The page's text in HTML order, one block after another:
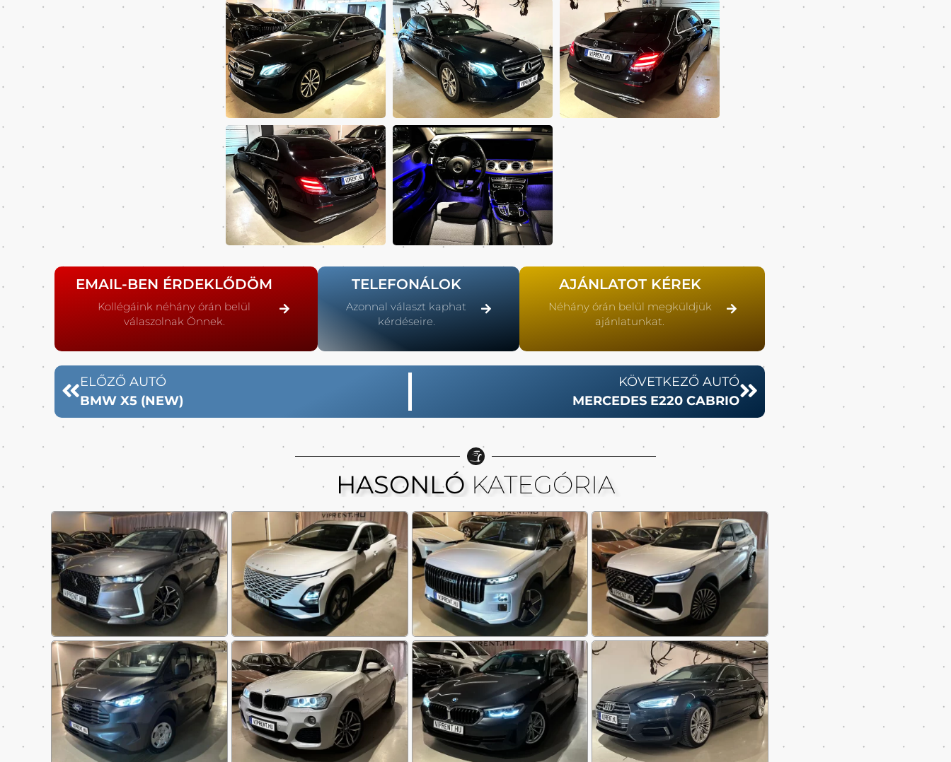
EMAIL-BEN ÉRDEKLŐDÖM
Kollégáink néhány órán belül
válaszolnak Önnek.
TELEFONÁLOK
Azonnal választ kaphat
kérdéseire.
AJÁNLATOT KÉREK
Néhány órán belül megküldjük
ajánlatunkat.
ELŐZŐ AUTÓ
BMW X5 (NEW)
KÖVETKEZŐ AUTÓ
MERCEDES E220 CABRIO
HASONLÓ KATEGÓRIA